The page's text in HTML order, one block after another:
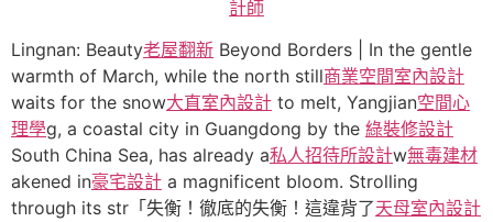
計師
Lingnan: Beauty老屋翻新 Beyond Borders | In the gentle
warmth of March, while the north still商業空間室內設計
waits for the snow大直室內設計 to melt, Yangjian空間心
理學g, a coastal city in Guangdong by the 綠裝修設計
South China Sea, has already a私人招待所設計w無毒建材
akened in豪宅設計 a magnificent bloom. Strolling
through its str「失衡！徹底的失衡！這違背了天母室內設計